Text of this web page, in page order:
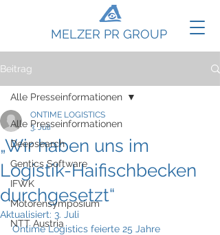
MELZER PR GROUP
Beitrag
Alle Presseinformationen
Deepsearch
Gentics Software
IFWK
Motorensymposium
NTT Austria
Alle Presseinformationen
„Wir haben uns im
Logistik-Haifischbecken
durchgesetzt“
ONTIME LOGISTICS
3. Juli
Aktualisiert: 3. Juli
Ontime Logistics feierte 25 Jahre